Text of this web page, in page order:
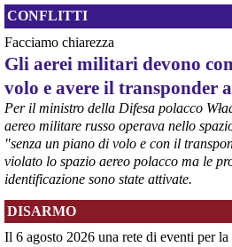
provvedimento straordinario per
economiche e sociali dello stop
rappresentanze del territorio a
#ILVA #Taranto
CONFLITTI
Facciamo chiarezza
Gli aerei militari devono
volo e avere il transponder
Per il ministro della Difesa polacco
aereo militare russo operava nello
"senza un piano di volo e con il
violato lo spazio aereo polacco ma le
identificazione sono state attivate.
DISARMO
Il 6 agosto 2026 una rete di eventi per la